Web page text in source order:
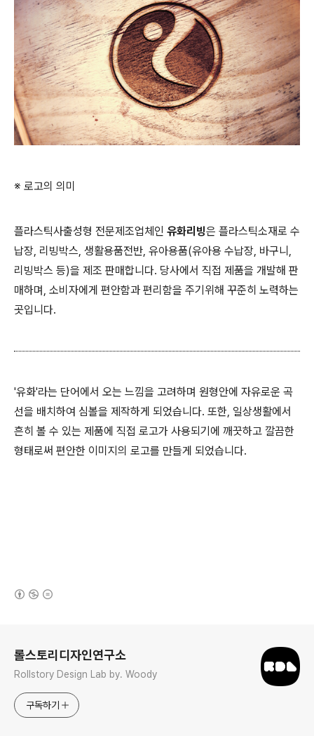
※ 로고의 의미
플라스틱사출성형 전문제조업체인 유화리빙은 플라스틱소재로 수
납장, 리빙박스, 생활용품전반, 유아용품(유아용 수납장, 바구니,
리빙박스 등)을 제조 판매합니다. 당사에서 직접 제품을 개발해 판
매하며, 소비자에게 편안함과 편리함을 주기위해 꾸준히 노력하는
곳입니다.
'유화'라는 단어에서 오는 느낌을 고려하며 원형안에 자유로운 곡
선을 배치하여 심볼을 제작하게 되었습니다. 또한, 일상생활에서
흔히 볼 수 있는 제품에 직접 로고가 사용되기에 깨끗하고 깔끔한
형태로써 편안한 이미지의 로고를 만들게 되었습니다.
롤스토리디자인연구소
Rollstory Design Lab by. Woody
구독하기